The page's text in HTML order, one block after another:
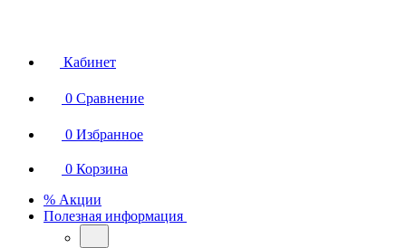
Кабинет
0 Сравнение
0 Избранное
0 Корзина
% Акции
Полезная информация